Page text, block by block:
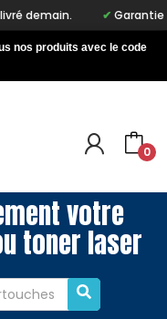
Garantie à
nos produits avec le code
0
votre
toner laser